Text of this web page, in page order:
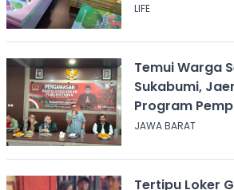
LIFE
Temui Warga
Sukabumi,
Program
Serap Aspirasi
JAWA BARAT
Tertipu Loker